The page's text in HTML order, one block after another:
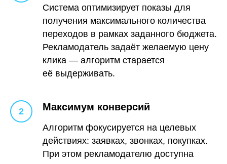
Система оптимизирует показы для
получения максимального количества
переходов в рамках заданного бюджета.
Рекламодатель задаёт желаемую цену
клика — алгоритм старается
её выдерживать.
Максимум конверсий
Алгоритм фокусируется на целевых
действиях: заявках, звонках, покупках.
При этом рекламодателю доступна